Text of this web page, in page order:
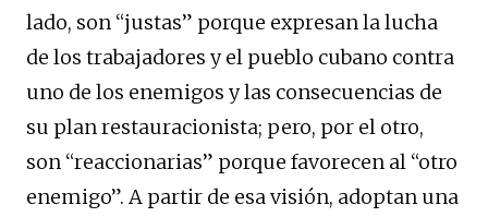
lado, son “justas” porque expresan la lucha
de los trabajadores y el pueblo cubano contra
uno de los enemigos y las consecuencias de
su plan restauracionista; pero, por el otro,
son “reaccionarias” porque favorecen al “otro
enemigo”. A partir de esa visión, adoptan una